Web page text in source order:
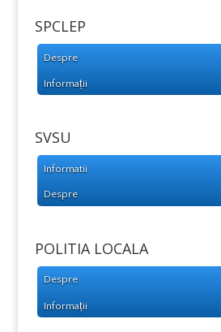
SPCLEP
Despre
Informații
SVSU
Informatii
Despre
POLITIA LOCALA
Despre
Informații